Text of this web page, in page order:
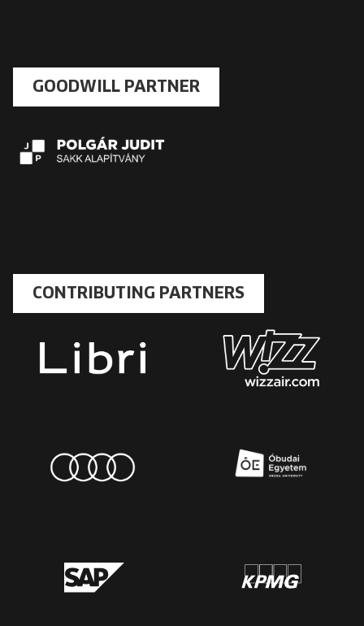
GOODWILL PARTNER
CONTRIBUTING PARTNERS